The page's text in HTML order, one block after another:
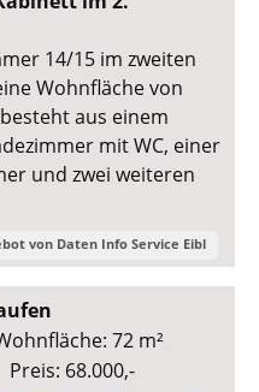
14/15 im zweiten
Wohnfläche von
aus einem
mit WC, einer
und zwei weiteren
von Daten Info Service Eibl
72 m²
Preis: 68.000,-